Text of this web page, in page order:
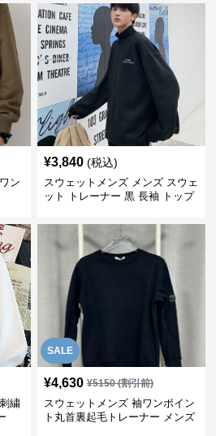
ン
¥3,840 (税込)
スウェットメンズ メンズ スウェ
ット トレーナー 黒 長袖 トップ
繍
SALE
¥4,630 ¥5150(割引前)
スウェットメンズ 袖ワンポイン
ト丸首裏起毛トレーナー メンズ